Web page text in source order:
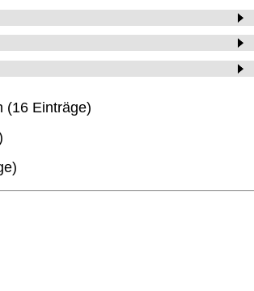
(16 Einträge)